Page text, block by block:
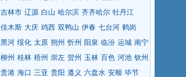
吉林市 辽源 白山 哈尔滨 齐齐哈尔 牡丹江
佳木斯 大庆 鸡西 双鸭山 伊春 七台河 鹤岗
黑河 绥化 太原 朔州 忻州 阳泉 临汾 运城 南宁
柳州 桂林 梧州 崇左 贺州 玉林 百色 河池 钦州
贵港 海口 三亚 贵阳 遵义 六盘水 安顺 毕节